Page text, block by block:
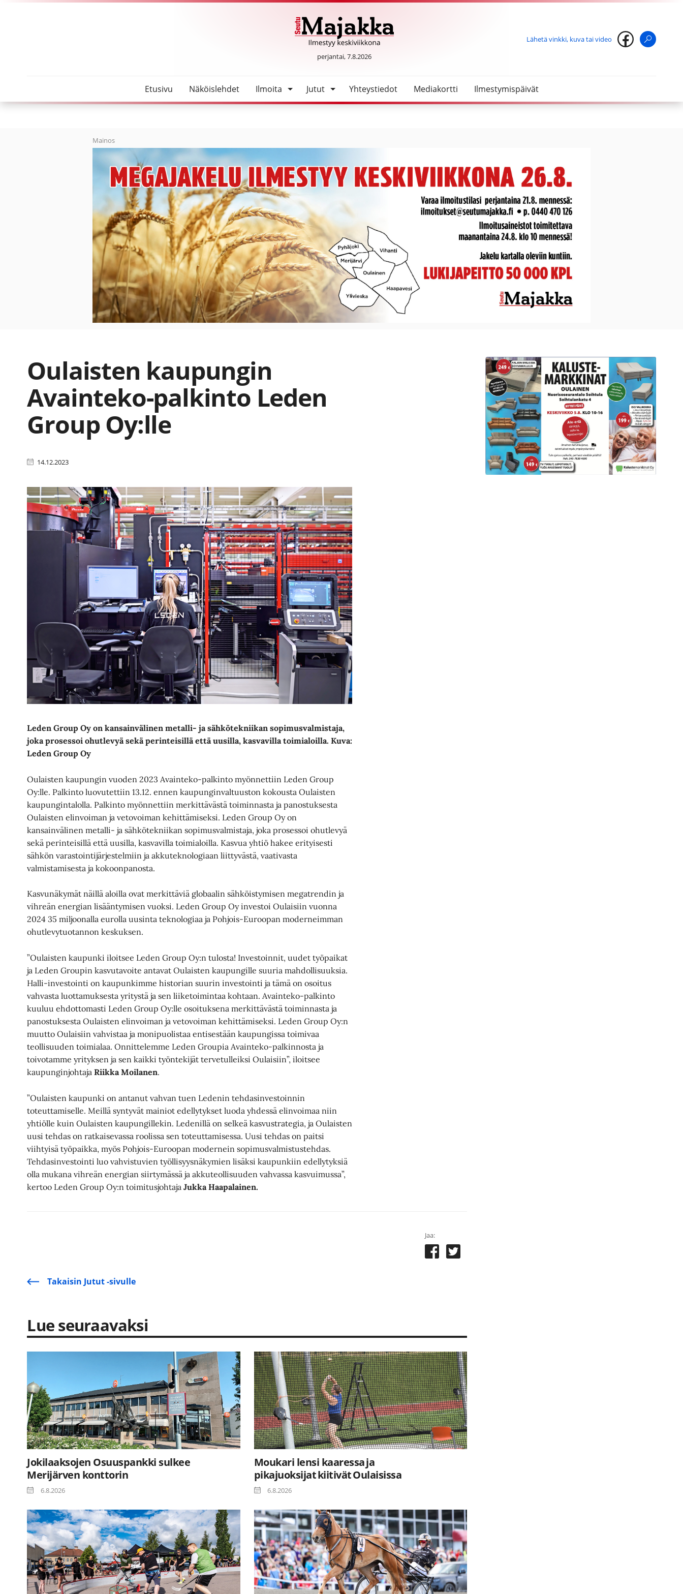
SeutuMajakka
perjantai, 7.8.2026
Lähetä vinkki, kuva tai video
Etusivu Näköislehdet Ilmoita Jutut Yhteystiedot Mediakortti Ilmestymispäivät
Mainos
Oulaisten kaupungin
Avainteko-palkinto Leden
Group Oy:lle
14.12.2023
Leden Group Oy on kansainvälinen metalli- ja sähkötekniikan sopimusvalmistaja,
joka prosessoi ohutlevyä sekä perinteisillä että uusilla, kasvavilla toimialoilla. Kuva:
Leden Group Oy
Oulaisten kaupungin vuoden 2023 Avainteko-palkinto myönnettiin Leden Group
Oy:lle. Palkinto luovutettiin 13.12. ennen kaupunginvaltuuston kokousta Oulaisten
kaupungintalolla. Palkinto myönnettiin merkittävästä toiminnasta ja panostuksesta
Oulaisten elinvoiman ja vetovoiman kehittämiseksi. Leden Group Oy on
kansainvälinen metalli- ja sähkötekniikan sopimusvalmistaja, joka prosessoi ohutlevyä
sekä perinteisillä että uusilla, kasvavilla toimialoilla. Kasvua yhtiö hakee erityisesti
sähkön varastointijärjestelmiin ja akkuteknologiaan liittyvästä, vaativasta
valmistamisesta ja kokoonpanosta.
Kasvunäkymät näillä aloilla ovat merkittäviä globaalin sähköistymisen megatrendin ja
vihreän energian lisääntymisen vuoksi. Leden Group Oy investoi Oulaisiin vuonna
2024 35 miljoonalla eurolla uusinta teknologiaa ja Pohjois-Euroopan moderneimman
ohutlevytuotannon keskuksen.
”Oulaisten kaupunki iloitsee Leden Group Oy:n tulosta! Investoinnit, uudet työpaikat
ja Leden Groupin kasvutavoite antavat Oulaisten kaupungille suuria mahdollisuuksia.
Halli-investointi on kaupunkimme historian suurin investointi ja tämä on osoitus
vahvasta luottamuksesta yritystä ja sen liiketoimintaa kohtaan. Avainteko-palkinto
kuuluu ehdottomasti Leden Group Oy:lle osoituksena merkittävästä toiminnasta ja
panostuksesta Oulaisten elinvoiman ja vetovoiman kehittämiseksi. Leden Group Oy:n
muutto Oulaisiin vahvistaa ja monipuolistaa entisestään kaupungissa toimivaa
teollisuuden toimialaa. Onnittelemme Leden Groupia Avainteko-palkinnosta ja
toivotamme yrityksen ja sen kaikki työntekijät tervetulleiksi Oulaisiin”, iloitsee
kaupunginjohtajaRiikka Moilanen.
”Oulaisten kaupunki on antanut vahvan tuen Ledenin tehdasinvestoinnin
toteuttamiselle. Meillä syntyvät mainiot edellytykset luoda yhdessä elinvoimaa niin
yhtiölle kuin Oulaisten kaupungillekin. Ledenillä on selkeä kasvustrategia, ja Oulaisten
uusi tehdas on ratkaisevassa roolissa sen toteuttamisessa. Uusi tehdas on paitsi
viihtyisä työpaikka, myös Pohjois-Euroopan modernein sopimusvalmistustehdas.
Tehdasinvestointi luo vahvistuvien työllisyysnäkymien lisäksi kaupunkiin edellytyksiä
olla mukana vihreän energian siirtymässä ja akkuteollisuuden vahvassa kasvuimussa”,
kertoo Leden Group Oy:n toimitusjohtajaJukka Haapalainen.
Jaa:
Takaisin Jutut -sivulle
Lue seuraavaksi
Jokilaaksojen Osuuspankki sulkee
Merijärven konttorin
6.8.2026
Moukari lensi kaaressa ja
pikajuoksijat kiitivät Oulaisissa
6.8.2026